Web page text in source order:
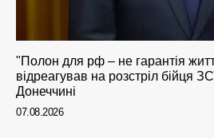
"Полон для рф – не гарантія
відреагував на розстріл бійця
Донеччині
07.08.2026